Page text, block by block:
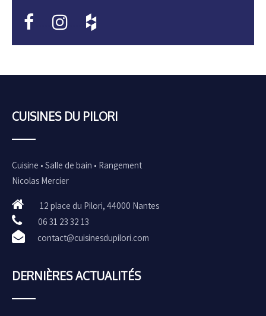
CUISINES DU PILORI
Cuisine • Salle de bain • Rangement
Nicolas Mercier
12 place du Pilori, 44000 Nantes
06 31 23 32 13
contact@cuisinesdupilori.com
DERNIÈRES ACTUALITÉS